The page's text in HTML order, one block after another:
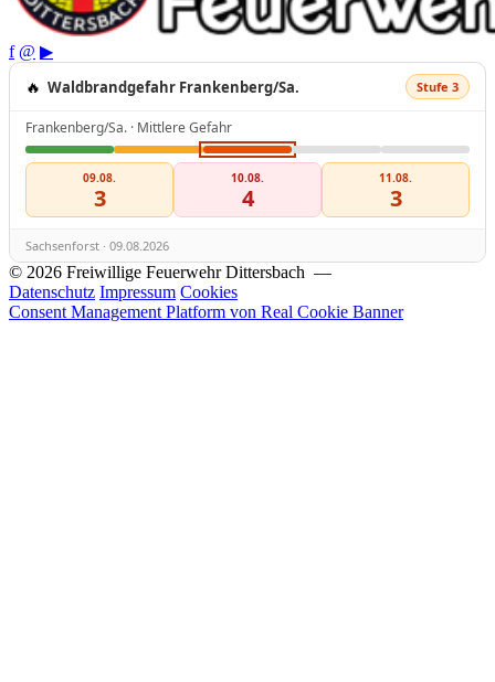
f @ ▶
🔥 Waldbrandgefahr Frankenberg/Sa. Stufe 3
Frankenberg/Sa. · Mittlere Gefahr
09.08.
3
10.08.
4
11.08.
3
Sachsenforst · 09.08.2026
© 2026 Freiwillige Feuerwehr Dittersbach —
Datenschutz Impressum Cookies
Consent Management Platform von Real Cookie Banner